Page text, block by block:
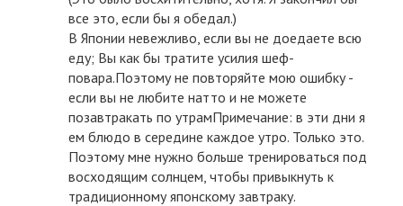
все это, если бы я обедал.)
В Японии невежливо, если вы не доедаете всю
еду; Вы как бы тратите усилия шеф-
повара.Поэтому не повторяйте мою ошибку -
если вы не любите натто и не можете
позавтракать по утрамПримечание: в эти дни я
ем блюдо в середине каждое утро. Только это.
Поэтому мне нужно больше тренироваться под
восходящим солнцем, чтобы привыкнуть к
традиционному японскому завтраку.